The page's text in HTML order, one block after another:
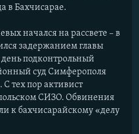
в Бахчисарае.
начался на рассвете – в
задержанием главы
подконтрольный
суд Симферополя
С тех пор активист
СИЗО. Обвинения
к бахчисарайскому «делу